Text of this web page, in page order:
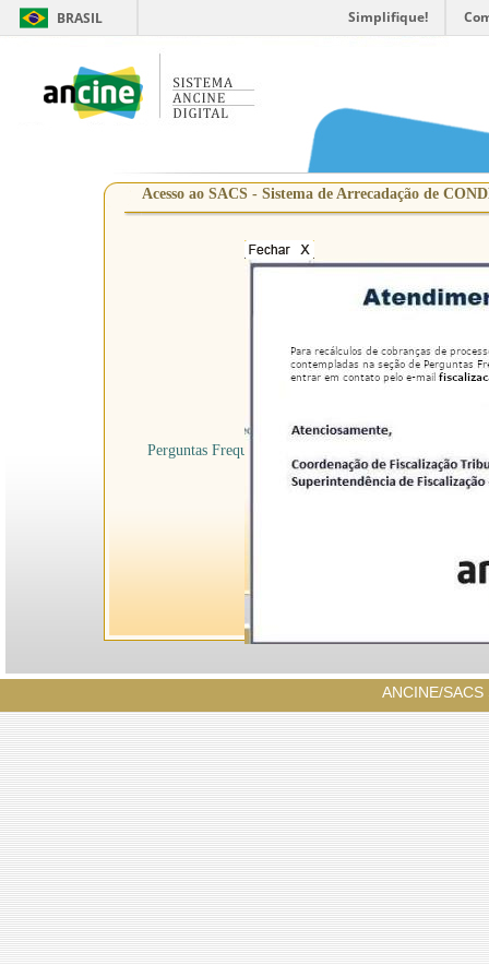
BRASIL Simplifique!
Acesso ao SACS - Sistema de Arrecadação de
Perguntas Frequentes
ANCINE/